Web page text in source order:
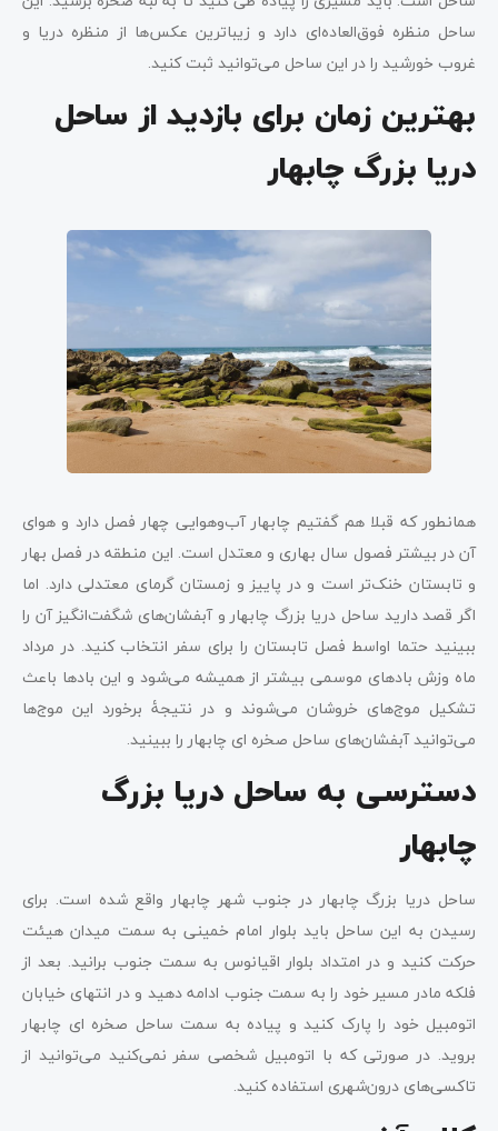
ساحل منظره فوق‌العاده‌ای دارد و زیباترین عکس‌ها از منظره دریا و
غروب خورشید را در این ساحل می‌توانید ثبت کنید.
بهترین زمان برای بازدید از ساحل
دریا بزرگ چابهار
همانطور که قبلا هم گفتیم چابهار آب‌وهوایی چهار فصل دارد و هوای
آن در بیشتر فصول سال بهاری و معتدل است. این منطقه در فصل بهار
و تابستان خنک‌تر است و در پاییز و زمستان گرمای معتدلی دارد. اما
اگر قصد دارید ساحل دریا بزرگ چابهار و آبفشان‌های شگفت‌انگیز آن را
ببینید حتما اواسط فصل تابستان را برای سفر انتخاب کنید. در مرداد
ماه وزش بادهای موسمی بیشتر از همیشه می‌شود و این بادها باعث
تشکیل موج‌های خروشان می‌شوند و در نتیجۀ برخورد این موج‌ها
می‌توانید آبفشان‌های ساحل صخره ای چابهار را ببینید.
دسترسی به ساحل دریا بزرگ
چابهار
ساحل دریا بزرگ چابهار در جنوب شهر چابهار واقع شده است. برای
رسیدن به این ساحل باید بلوار امام خمینی به سمت میدان هیئت
حرکت کنید و در امتداد بلوار اقیانوس به سمت جنوب برانید. بعد از
فلکه مادر مسیر خود را به سمت جنوب ادامه دهید و در انتهای خیابان
اتومبیل خود را پارک کنید و پیاده به سمت ساحل صخره ای چابهار
بروید. در صورتی که با اتومبیل شخصی سفر نمی‌کنید می‌توانید از
تاکسی‌های درون‌شهری استفاده کنید.